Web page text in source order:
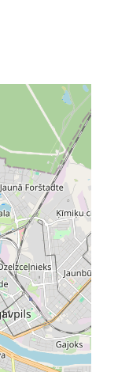
11